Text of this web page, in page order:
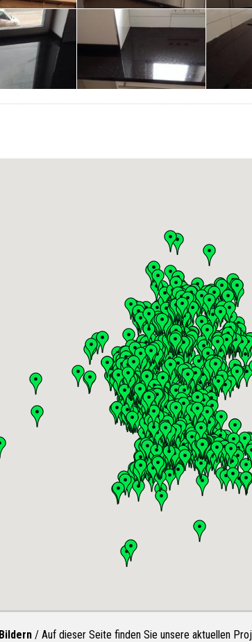
/ Auf dieser Seite finden Sie unsere aktuellen